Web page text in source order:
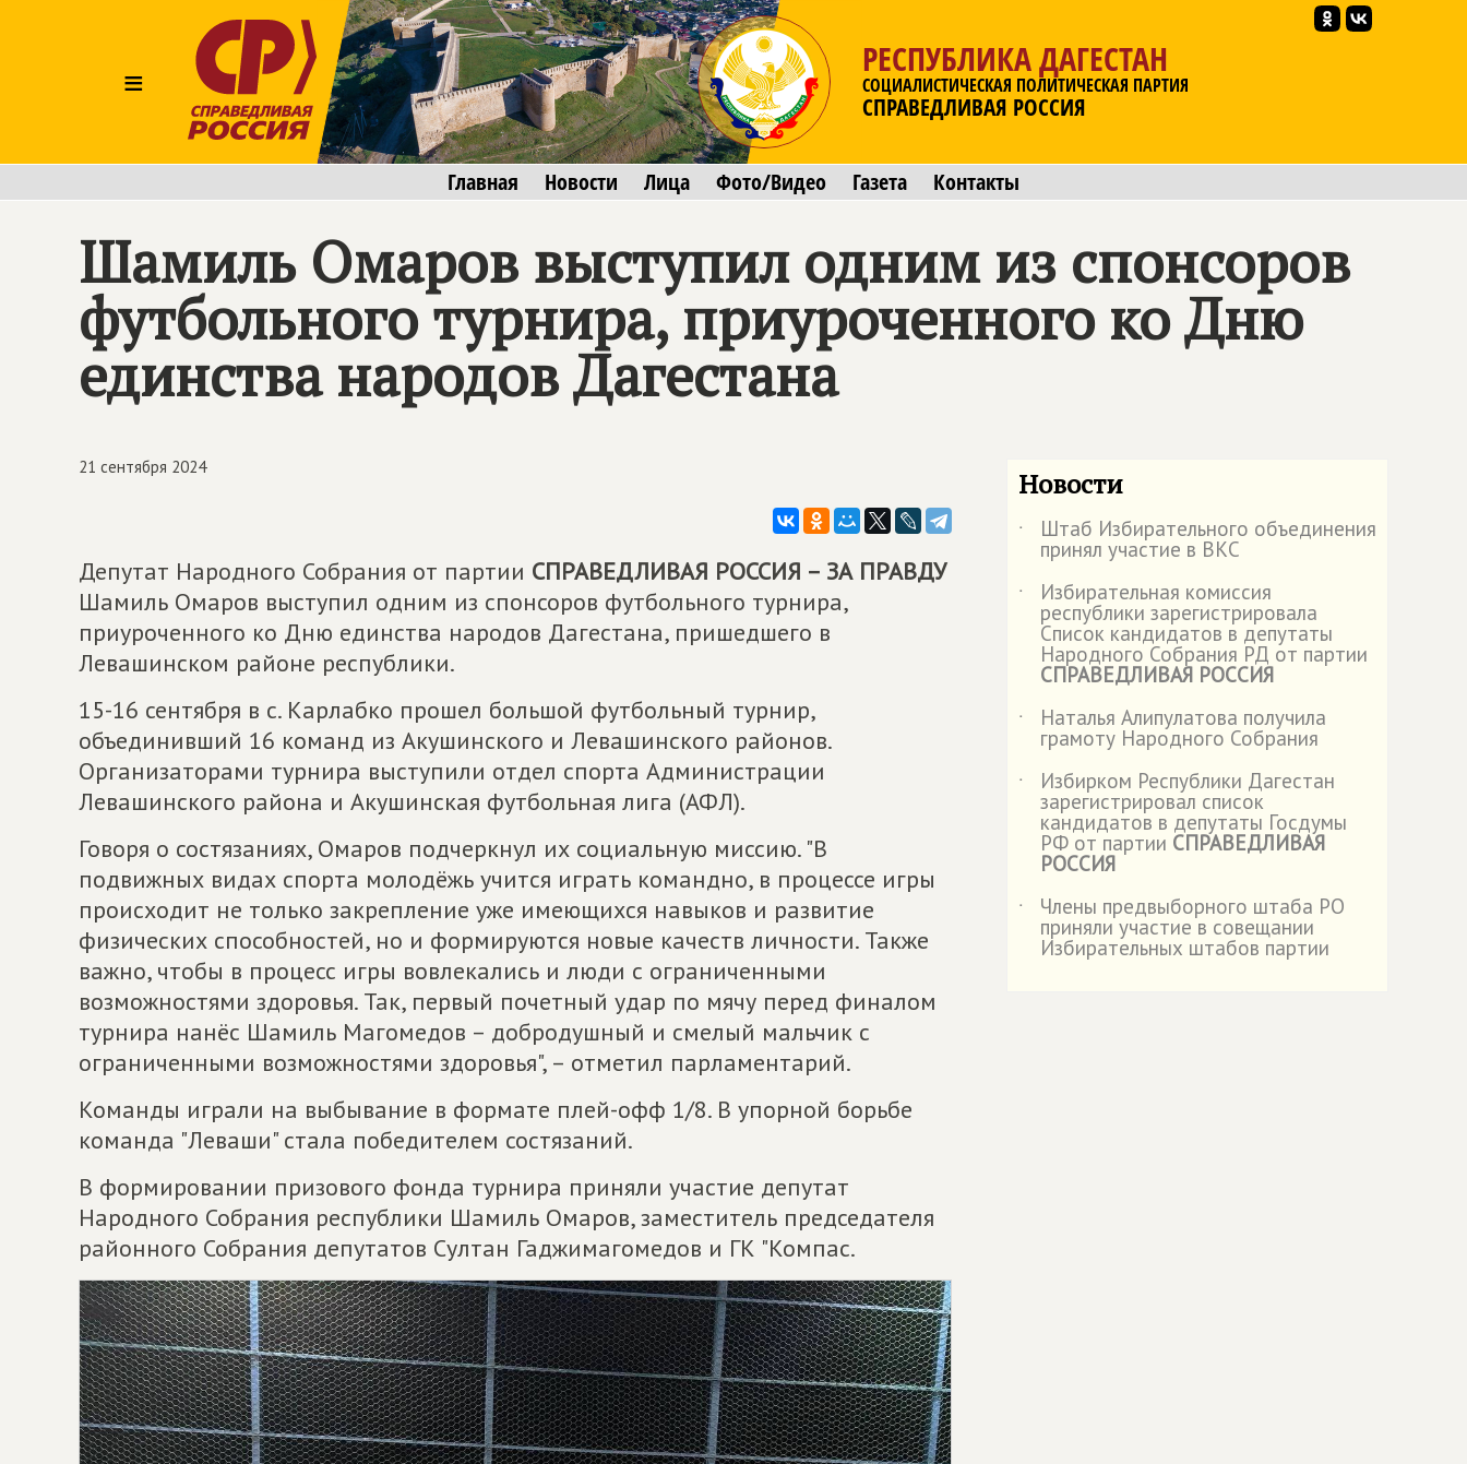
≡
РЕСПУБЛИКА ДАГЕСТАН
СОЦИАЛИСТИЧЕСКАЯ ПОЛИТИЧЕСКАЯ ПАРТИЯ
СПРАВЕДЛИВАЯ РОССИЯ
Главная Новости Лица Фото/Видео Газета Контакты
Шамиль Омаров выступил одним из спонсоров
футбольного турнира, приуроченного ко Дню
единства народов Дагестана
21 сентября 2024
Депутат Народного Собрания от партии СПРАВЕДЛИВАЯ РОССИЯ – ЗА ПРАВДУ
Шамиль Омаров выступил одним из спонсоров футбольного турнира,
приуроченного ко Дню единства народов Дагестана, пришедшего в
Левашинском районе республики.
15-16 сентября в с. Карлабко прошел большой футбольный турнир,
объединивший 16 команд из Акушинского и Левашинского районов.
Организаторами турнира выступили отдел спорта Администрации
Левашинского района и Акушинская футбольная лига (АФЛ).
Говоря о состязаниях, Омаров подчеркнул их социальную миссию. "В
подвижных видах спорта молодёжь учится играть командно, в процессе игры
происходит не только закрепление уже имеющихся навыков и развитие
физических способностей, но и формируются новые качеств личности. Также
важно, чтобы в процесс игры вовлекались и люди с ограниченными
возможностями здоровья. Так, первый почетный удар по мячу перед финалом
турнира нанёс Шамиль Магомедов – добродушный и смелый мальчик с
ограниченными возможностями здоровья", – отметил парламентарий.
Команды играли на выбывание в формате плей-офф 1/8. В упорной борьбе
команда "Леваши" стала победителем состязаний.
В формировании призового фонда турнира приняли участие депутат
Народного Собрания республики Шамиль Омаров, заместитель председателя
районного Собрания депутатов Султан Гаджимагомедов и ГК "Компас.
Новости
˙ Штаб Избирательного объединения
принял участие в ВКС
˙
Избирательная комиссия
республики зарегистрировала
Список кандидатов в депутаты
Народного Собрания РД от партии
СПРАВЕДЛИВАЯ РОССИЯ
˙
Наталья Алипулатова получила
грамоту Народного Собрания
˙
Избирком Республики Дагестан
зарегистрировал список
кандидатов в депутаты Госдумы
РФ от партии СПРАВЕДЛИВАЯ
РОССИЯ
˙
Члены предвыборного штаба РО
приняли участие в совещании
Избирательных штабов партии